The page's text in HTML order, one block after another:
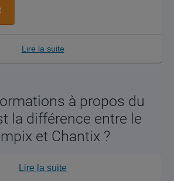
Lire la suite
à propos du
la différence entre le
et Chantix ?
Lire la suite